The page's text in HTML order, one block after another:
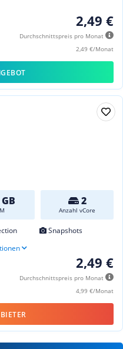
2,49 €
Durchschnittspreis pro Monat
2,49 €/Monat
2
Anzahl vCore
Snapshots
2,49 €
Durchschnittspreis pro Monat
4,99 €/Monat